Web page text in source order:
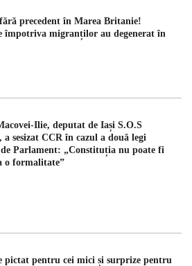
precedent în Marea Britanie!
împotriva migranților au degenerat în
Ilie, deputat de Iași S.O.S
a sesizat CCR în cazul a două legi
Parlament: „Constituția nu poate fi
o formalitate”
pictat pentru cei mici și surprize pentru